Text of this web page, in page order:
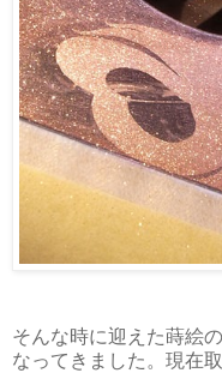
そんな時に迎えた蒔絵
なってきました。現在